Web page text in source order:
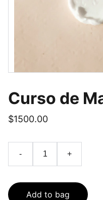
Curso de
$1500.00
- +
Add to bag